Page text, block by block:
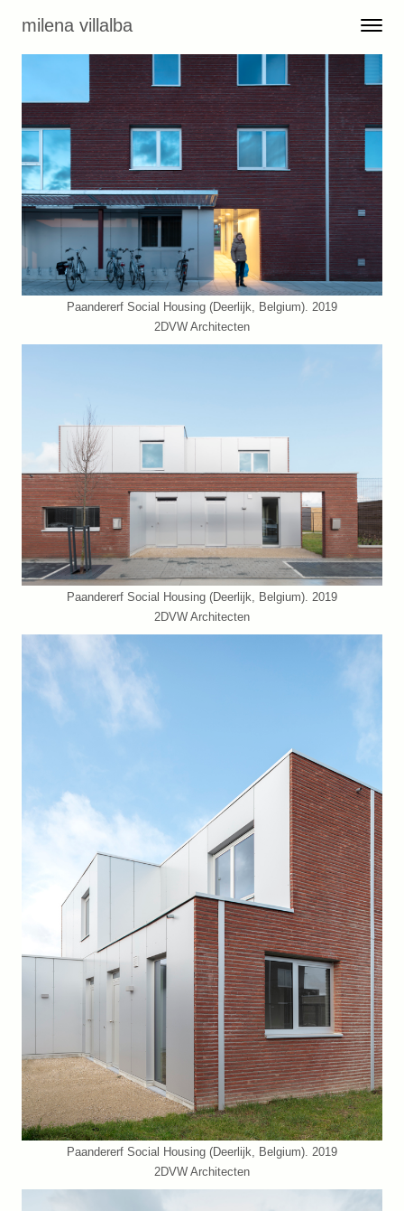
milena villalba Toggle
Menu
Paandererf Social Housing (Deerlijk, Belgium). 2019
2DVW Architecten
Paandererf Social Housing (Deerlijk, Belgium). 2019
2DVW Architecten
Paandererf Social Housing (Deerlijk, Belgium). 2019
2DVW Architecten